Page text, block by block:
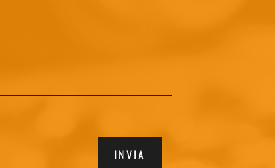
INVIA